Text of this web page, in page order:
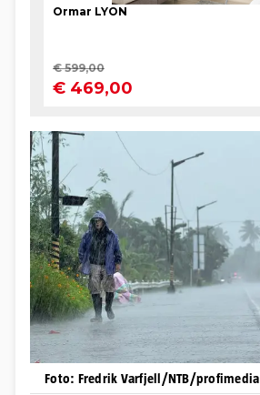
Foto: Fredrik Varfjell/NTB/profimedia